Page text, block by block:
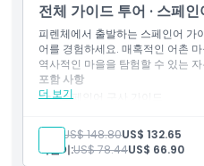
보트 투어 (날씨 허락 시)
바다 전망이 있는 멋진 레스
전체 가이드 투어 · 스페인
피렌체에서 출발하는 스페인어 가
어를 경험하세요. 매혹적인 어촌
역사적인 마을을 탐험할 수 있는
더 보기
포함 사항
스페인어 구사 가이드
만남 장소 왕복 교통편
기차 티켓
Wi-Fi가 탑재된 에어컨 코치버
성인: US$ 148.80US$ 132.65
어린이:US$ 78.44US$ 66.90